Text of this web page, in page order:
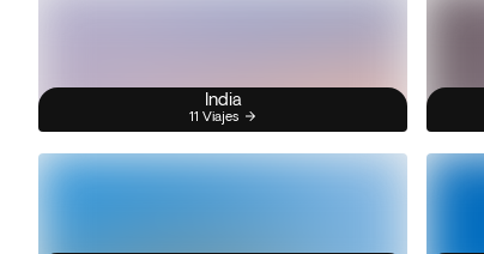
India
11 Viajes